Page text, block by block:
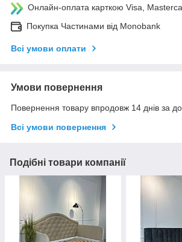
Онлайн-оплата карткою Visa,
Покупка Частинами від Monobank
Всі умови оплати
Умови повернення
Повернення товару впродовж 14 днів за
Всі умови повернення
Подібні товари компанії